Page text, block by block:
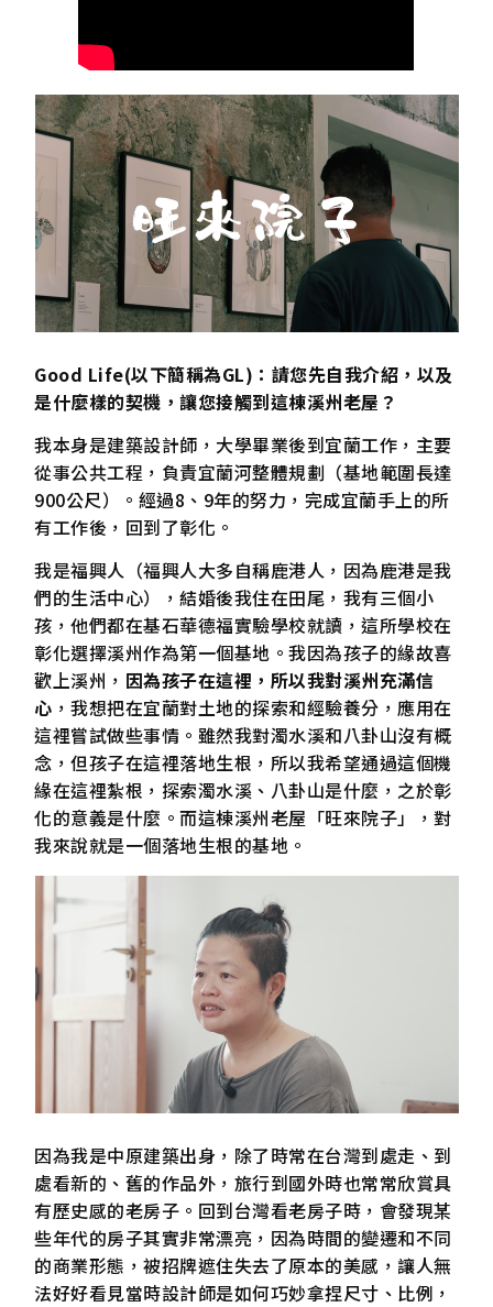
Good Life(以下簡稱為GL)：請您先自我介紹，以及
是什麼樣的契機，讓您接觸到這棟溪州老屋？
我本身是建築設計師，大學畢業後到宜蘭工作，主要
從事公共工程，負責宜蘭河整體規劃（基地範圍長達
900公尺）。經過8、9年的努力，完成宜蘭手上的所
有工作後，回到了彰化。
我是福興人（福興人大多自稱鹿港人，因為鹿港是我
們的生活中心），結婚後我住在田尾，我有三個小
孩，他們都在基石華德福實驗學校就讀，這所學校在
彰化選擇溪州作為第一個基地。我因為孩子的緣故喜
歡上溪州， 因為孩子在這裡，所以我對溪州充滿信
心 ，我想把在宜蘭對土地的探索和經驗養分，應用在
這裡嘗試做些事情。雖然我對濁水溪和八卦山沒有概
念，但孩子在這裡落地生根，所以我希望通過這個機
緣在這裡紮根，探索濁水溪、八卦山是什麼，之於彰
化的意義是什麼。而這棟溪州老屋「旺來院子」，對
我來說就是一個落地生根的基地。
因為我是中原建築出身，除了時常在台灣到處走、到
處看新的、舊的作品外，旅行到國外時也常常欣賞具
有歷史感的老房子。回到台灣看老房子時，會發現某
些年代的房子其實非常漂亮，因為時間的變遷和不同
的商業形態，被招牌遮住失去了原本的美感，讓人無
法好好看見當時設計師是如何巧妙拿捏尺寸、比例，